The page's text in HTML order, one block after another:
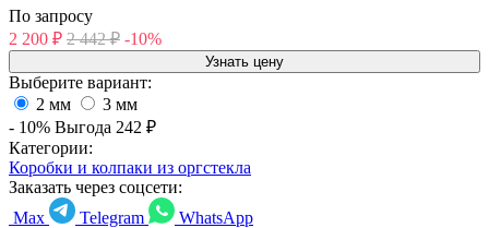
По запросу
2 200 ₽ 2 442 ₽ -10%
Узнать цену
Выберите вариант:
2 мм
3 мм
- 10% Выгода 242 ₽
Категории:
Коробки и колпаки из оргстекла
Заказать через соцсети:
Max
Telegram WhatsApp